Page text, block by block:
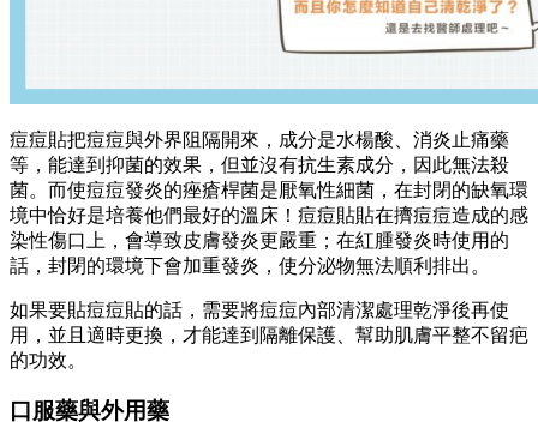
痘痘貼把痘痘與外界阻隔開來，成分是水楊酸、消炎止痛藥
等，能達到抑菌的效果，但並沒有抗生素成分，因此無法殺
菌。而使痘痘發炎的痤瘡桿菌是厭氧性細菌，在封閉的缺氧環
境中恰好是培養他們最好的溫床！痘痘貼貼在擠痘痘造成的感
染性傷口上，會導致皮膚發炎更嚴重；在紅腫發炎時使用的
話，封閉的環境下會加重發炎，使分泌物無法順利排出。
如果要貼痘痘貼的話，需要將痘痘內部清潔處理乾淨後再使
用，並且適時更換，才能達到隔離保護、幫助肌膚平整不留疤
的功效。
口服藥與外用藥